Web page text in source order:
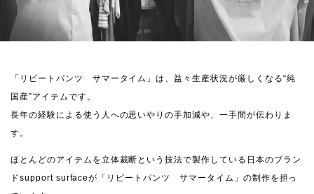
「リピートパンツ サマータイム」は、益々生産状況が厳しくなる“純
国産”アイテムです。
長年の経験による使う人への思いやりの手加減や、一手間が伝わりま
す。
ほとんどのアイテムを立体裁断という技法で製作している日本のブラン
ドsupport surfaceが「リピートパンツ サマータイム」の制作を担っ